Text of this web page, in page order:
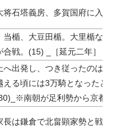
将石塔義房、多賀国府に入府
当楯、大豆田楯。大里楯など
合戦。(15) _［延元二年］
へ出発し、つき従ったのは南
える頃には3万騎となったと
南朝が足利勢から京都を
長は鎌倉で北畠顕家勢と戦い